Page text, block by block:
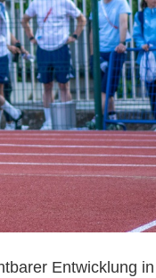
Entwicklung in